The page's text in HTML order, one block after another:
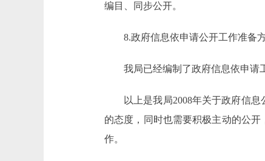
编目、同步公开。
8.政府信息依申请公开工作准备方
我局已经编制了政府信息依申请
以上是我局2008年关于政府信
的态度，同时也需要积极主动的公
作。